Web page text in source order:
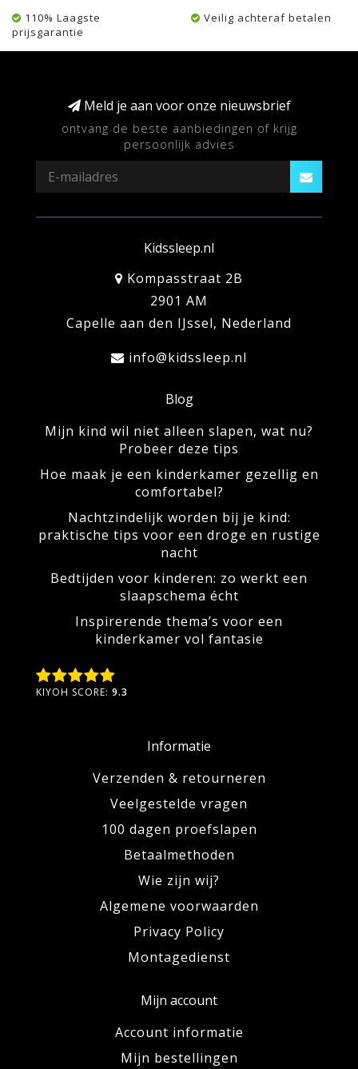
110% Laagste
prijsgarantie
Veilig achteraf betalen
Meld je aan voor onze nieuwsbrief
ontvang de beste aanbiedingen of krijg
persoonlijk advies
Kidssleep.nl
Kompasstraat 2B
2901 AM
Capelle aan den IJssel, Nederland
info@kidssleep.nl
Blog
Mijn kind wil niet alleen slapen, wat nu?
Probeer deze tips
Hoe maak je een kinderkamer gezellig en
comfortabel?
Nachtzindelijk worden bij je kind:
praktische tips voor een droge en rustige
nacht
Bedtijden voor kinderen: zo werkt een
slaapschema écht
Inspirerende thema’s voor een
kinderkamer vol fantasie
KIYOH SCORE: 9.3
Informatie
Verzenden & retourneren
Veelgestelde vragen
100 dagen proefslapen
Betaalmethoden
Wie zijn wij?
Algemene voorwaarden
Privacy Policy
Montagedienst
Mijn account
Account informatie
Mijn bestellingen